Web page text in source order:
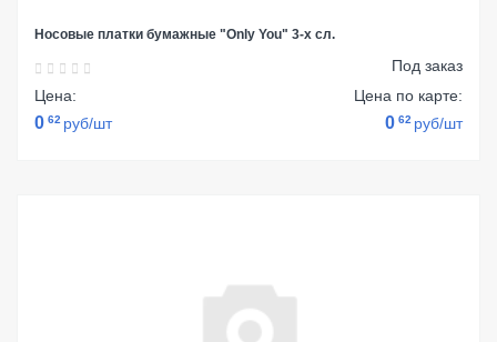
Носовые платки бумажные "Only You" 3-х сл.
Под заказ
Цена:
0 62 руб/шт
Цена по карте:
0 62 руб/шт